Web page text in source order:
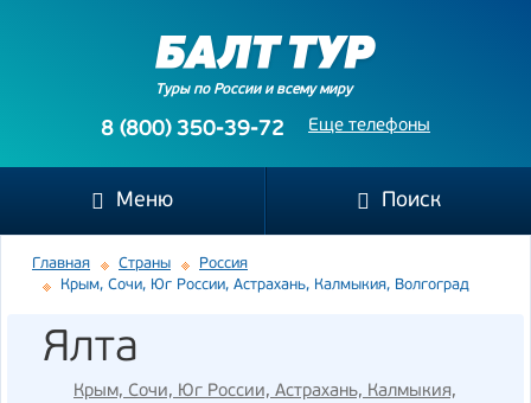
Туры по России и всему миру
Еще телефоны
8 (800) 350-39-72
Меню Поиск
Главная Страны
Россия
Крым, Сочи, Юг России, Астрахань, Калмыкия, Волгоград
Ялта
Крым, Сочи, Юг России, Астрахань, Калмыкия,